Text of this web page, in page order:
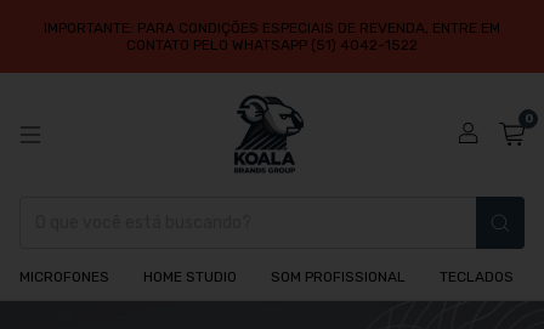
IMPORTANTE: PARA CONDIÇÕES ESPECIAIS DE REVENDA, ENTRE EM
CONTATO PELO WHATSAPP (51) 4042-1522
0
MICROFONES HOME STUDIO SOM PROFISSIONAL TECLADOS